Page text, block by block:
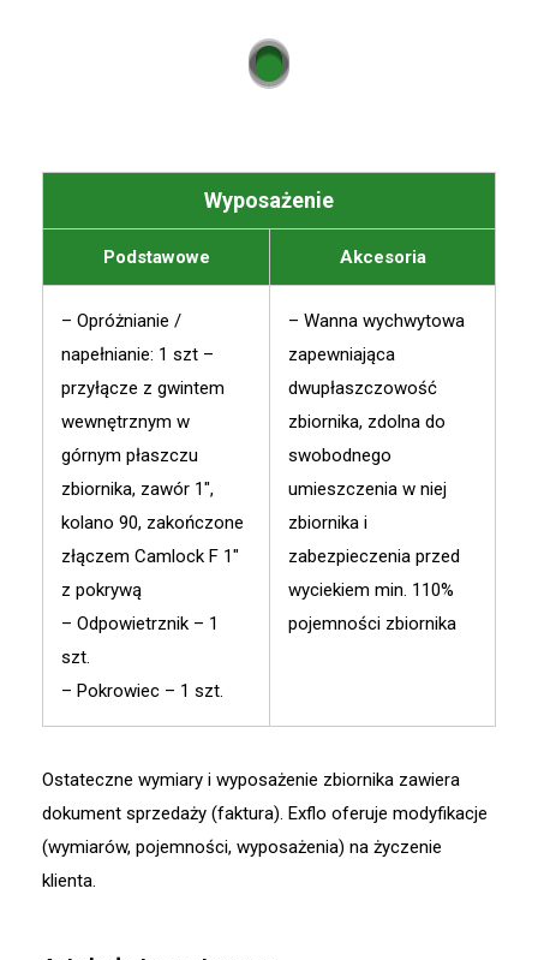
Wyposażenie
Podstawowe Akcesoria
– Opróżnianie /
napełnianie: 1 szt –
przyłącze z gwintem
wewnętrznym w
górnym płaszczu
zbiornika, zawór 1″,
kolano 90, zakończone
złączem Camlock F 1″
z pokrywą
– Odpowietrznik – 1
szt.
– Pokrowiec – 1 szt.
– Wanna wychwytowa
zapewniająca
dwupłaszczowość
zbiornika, zdolna do
swobodnego
umieszczenia w niej
zbiornika i
zabezpieczenia przed
wyciekiem min. 110%
pojemności zbiornika
Ostateczne wymiary i wyposażenie zbiornika zawiera
dokument sprzedaży (faktura). Exflo oferuje modyfikacje
(wymiarów, pojemności, wyposażenia) na życzenie
klienta.